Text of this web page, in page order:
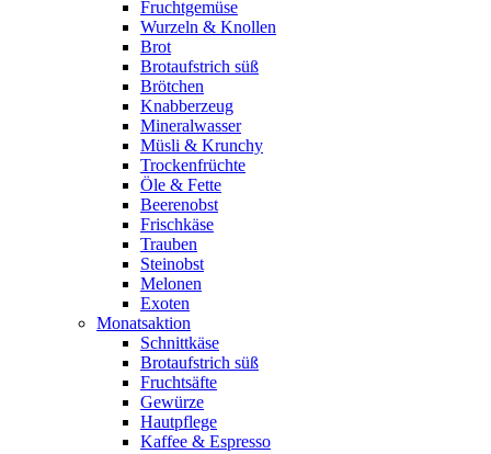
Fruchtgemüse
Wurzeln & Knollen
Brot
Brotaufstrich süß
Brötchen
Knabberzeug
Mineralwasser
Müsli & Krunchy
Trockenfrüchte
Öle & Fette
Beerenobst
Frischkäse
Trauben
Steinobst
Melonen
Exoten
Monatsaktion
Schnittkäse
Brotaufstrich süß
Fruchtsäfte
Gewürze
Hautpflege
Kaffee & Espresso